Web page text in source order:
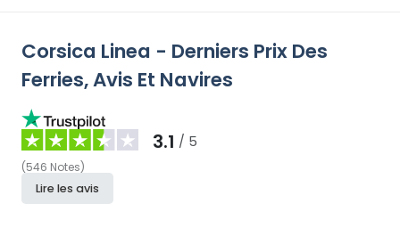
Corsica Linea - Derniers Prix Des
Ferries, Avis Et Navires
3.1 / 5
(546 Notes)
Lire les avis